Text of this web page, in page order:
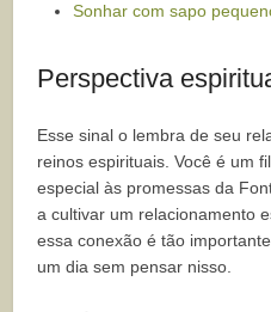
Sonhar com sapo
Perspectiva
Esse sinal o lembra de seu
reinos espirituais. Você é um
especial às promessas da
a cultivar um relacionamento
essa conexão é tão
um dia sem pensar nisso.